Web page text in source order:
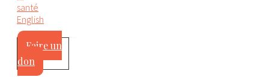
santé
English
Faire un
don